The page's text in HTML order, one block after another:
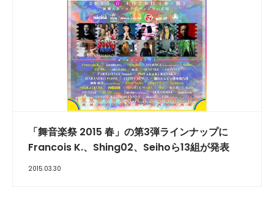
「舞音楽祭 2015 春」の第3弾ラインナップに
Francois K.、Shing02、Seihoら13組が発表
2015.03.30